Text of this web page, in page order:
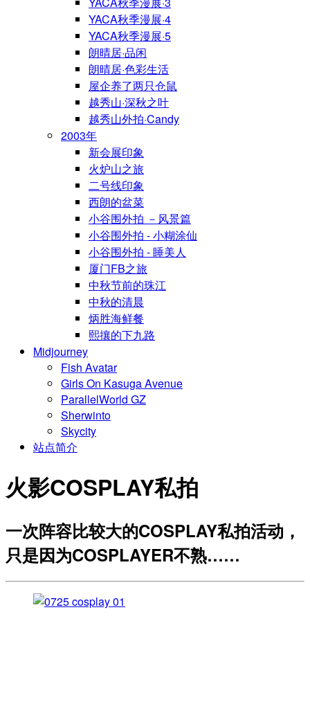
YACA秋季漫展·4
YACA秋季漫展·5
朗晴居·品闲
朗晴居·色彩生活
屋企养了两只仓鼠
越秀山·深秋之叶
越秀山外拍·Candy
2003年
新会展印象
火炉山之旅
二号线印象
西朗的盆菜
小谷围外拍 －风景篇
小谷围外拍 - 小糊涂仙
小谷围外拍 - 睡美人
厦门FB之旅
中秋节前的珠江
中秋的清晨
炳胜海鲜餐
熙攘的下九路
Midjourney
Fish Avatar
Girls On Kasuga Avenue
ParallelWorld GZ
Sherwinto
Skycity
站点简介
火影COSPLAY私拍
一次阵容比较大的COSPLAY私拍活动，
只是因为COSPLAYER不熟……